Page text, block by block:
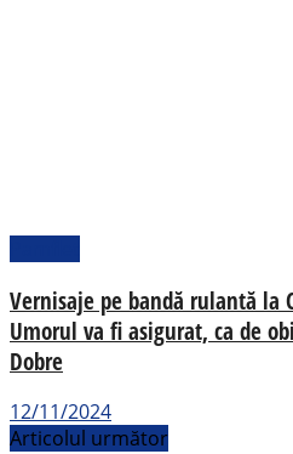
Vernisaje pe bandă rulantă la
Umorul va fi asigurat, ca de
Dobre
12/11/2024
Articolul următor